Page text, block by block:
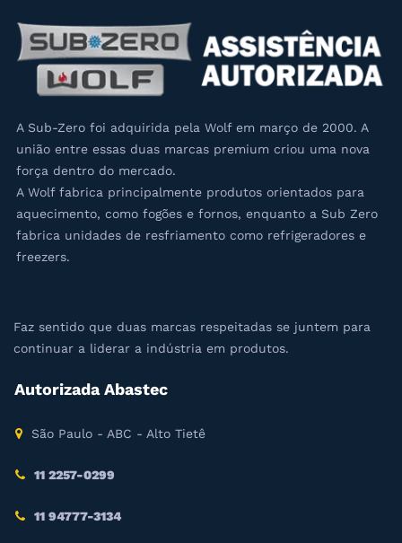
A Sub-Zero foi adquirida pela Wolf em março de 2000. A
união entre essas duas marcas premium criou uma nova
força dentro do mercado.
A Wolf fabrica principalmente produtos orientados para
aquecimento, como fogões e fornos, enquanto a Sub Zero
fabrica unidades de resfriamento como refrigeradores e
freezers.
Faz sentido que duas marcas respeitadas se juntem para
continuar a liderar a indústria em produtos.
Autorizada Abastec
São Paulo - ABC - Alto Tietê
11 2257-0299
11 94777-3134